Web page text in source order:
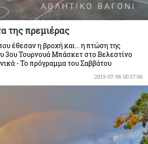
της πρεμιέρας
έθεσαν η βροχή και... η πτώση της
3ου Τουρνουά Μπάσκετ στο Βελεστίνο
- Το πρόγραμμα του Σαββάτου
2019-07-06 00:37:06